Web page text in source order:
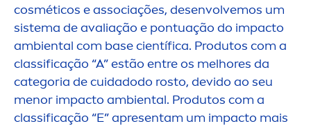
IMPACTO
cosméticos e associações, desenvolvemos um
sistema de avaliação e pontuação do impacto
ambiental com base científica. Produtos com a
classificação “A” estão entre os melhores da
categoria de cuidadodo rosto, devido ao seu
menor impacto ambiental. Produtos com a
classificação “E” apresentam um impacto mais